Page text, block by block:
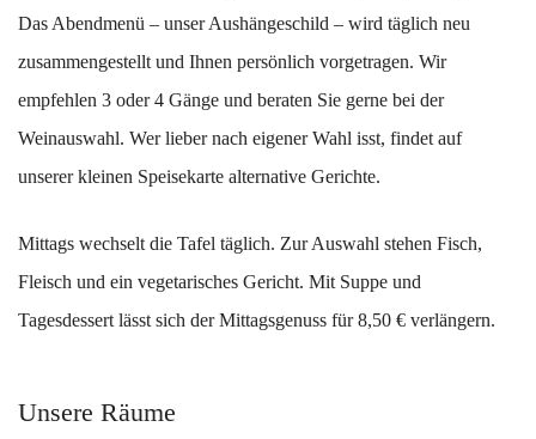
Das Abendmenü – unser Aushängeschild – wird täglich neu
zusammengestellt und Ihnen persönlich vorgetragen. Wir
empfehlen 3 oder 4 Gänge und beraten Sie gerne bei der
Weinauswahl. Wer lieber nach eigener Wahl isst, findet auf
unserer kleinen Speisekarte alternative Gerichte.
Mittags wechselt die Tafel täglich. Zur Auswahl stehen Fisch,
Fleisch und ein vegetarisches Gericht. Mit Suppe und
Tagesdessert lässt sich der Mittagsgenuss für 8,50 € verlängern.
Unsere Räume